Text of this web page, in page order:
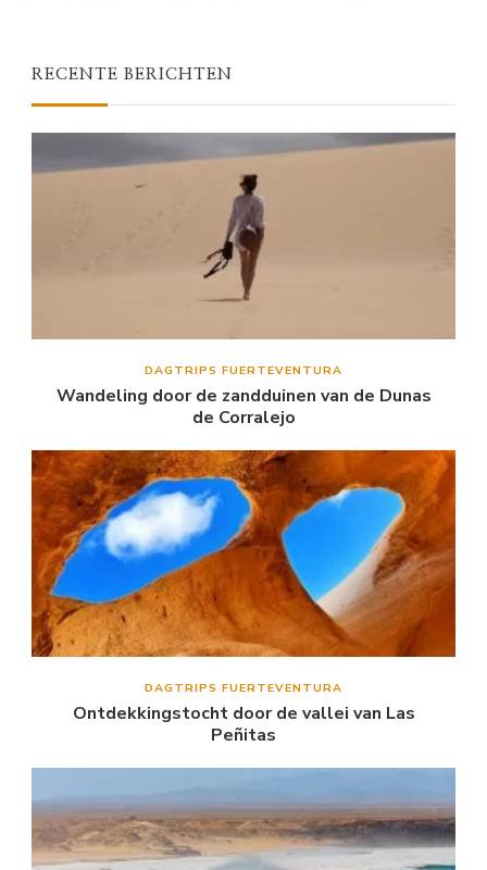
RECENTE BERICHTEN
DAGTRIPS FUERTEVENTURA
Wandeling door de zandduinen van de Dunas
de Corralejo
DAGTRIPS FUERTEVENTURA
Ontdekkingstocht door de vallei van Las
Peñitas